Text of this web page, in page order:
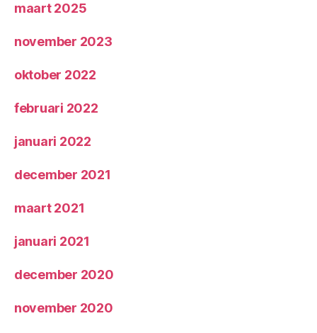
maart 2025
november 2023
oktober 2022
februari 2022
januari 2022
december 2021
maart 2021
januari 2021
december 2020
november 2020